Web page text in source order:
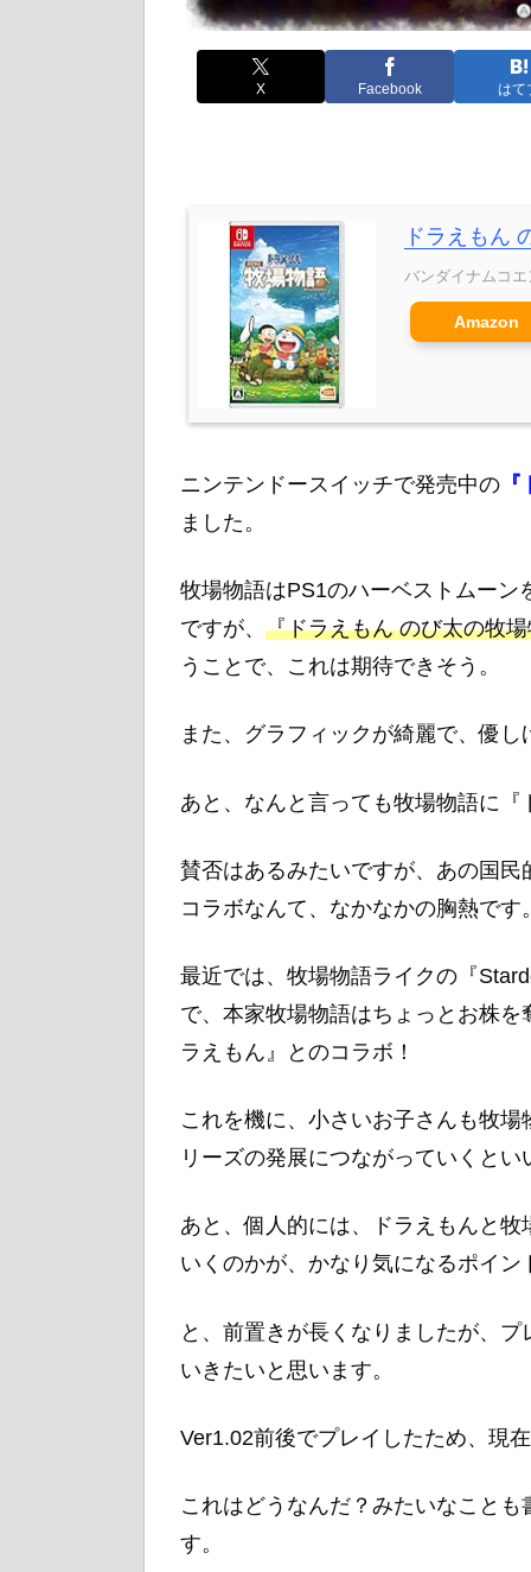
X Facebook はて
ドラえもん
バンダイナムコ
Amazon
ニンテンドースイッチで発売中の
ました。
牧場物語はPS1のハーベストムー
ですが、 『ドラえもん のび太の牧
うことで、これは期待できそう。
また、グラフィックが綺麗で、優
あと、なんと言っても牧場物語に
賛否はあるみたいですが、あの国
コラボなんて、なかなかの胸熱です
最近では、牧場物語ライクの『
で、本家牧場物語はちょっとお株
ラえもん』とのコラボ！
これを機に、小さいお子さんも牧
リーズの発展につながっていくとい
あと、個人的には、ドラえもんと
いくのかが、かなり気になるポイン
と、前置きが長くなりましたが、
いきたいと思います。
Ver1.02前後でプレイしたため、現
これはどうなんだ？みたいなこと
す。